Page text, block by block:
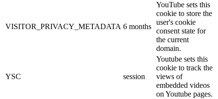
VISITOR_PRIVACY_METADATA 6 months
YouTube sets this
cookie to store the
user's cookie
consent state for
the current
domain.
YSC session
Youtube sets this
cookie to track the
views of
embedded videos
on Youtube pages.